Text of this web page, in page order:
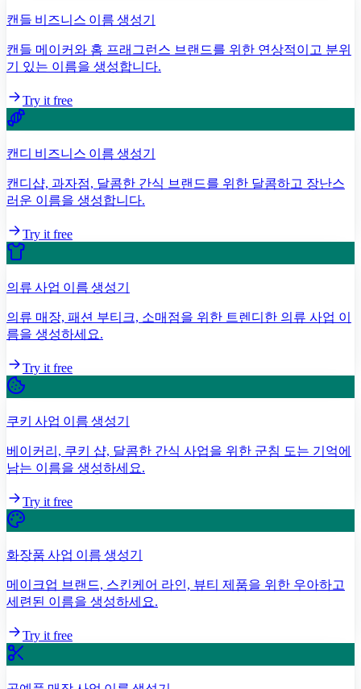
캔들 비즈니스 이름 생성기
캔들 메이커와 홈 프래그런스 브랜드를 위한 연상적이고 분위
기 있는 이름을 생성합니다.
Try it free
캔디 비즈니스 이름 생성기
캔디샵, 과자점, 달콤한 간식 브랜드를 위한 달콤하고 장난스
러운 이름을 생성합니다.
Try it free
의류 사업 이름 생성기
의류 매장, 패션 부티크, 소매점을 위한 트렌디한 의류 사업 이
름을 생성하세요.
Try it free
쿠키 사업 이름 생성기
베이커리, 쿠키 샵, 달콤한 간식 사업을 위한 군침 도는 기억에
남는 이름을 생성하세요.
Try it free
화장품 사업 이름 생성기
메이크업 브랜드, 스킨케어 라인, 뷰티 제품을 위한 우아하고
세련된 이름을 생성하세요.
Try it free